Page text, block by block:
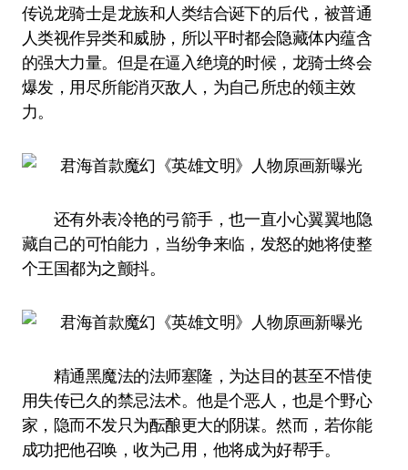
传说龙骑士是龙族和人类结合诞下的后代，被普通
人类视作异类和威胁，所以平时都会隐藏体内蕴含
的强大力量。但是在逼入绝境的时候，龙骑士终会
爆发，用尽所能消灭敌人，为自己所忠的领主效
力。
还有外表冷艳的弓箭手，也一直小心翼翼地隐
藏自己的可怕能力，当纷争来临，发怒的她将使整
个王国都为之颤抖。
精通黑魔法的法师塞隆，为达目的甚至不惜使
用失传已久的禁忌法术。他是个恶人，也是个野心
家，隐而不发只为酝酿更大的阴谋。然而，若你能
成功把他召唤，收为己用，他将成为好帮手。